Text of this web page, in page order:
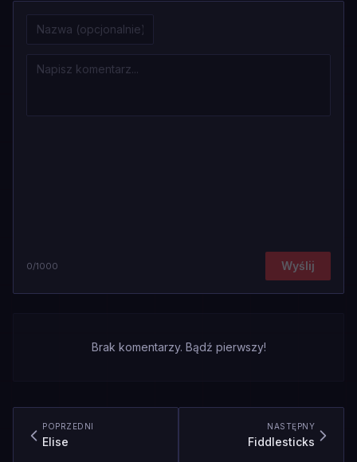
0/1000 Wyślij
Brak komentarzy. Bądź pierwszy!
POPRZEDNI
Elise
NASTĘPNY
Fiddlesticks